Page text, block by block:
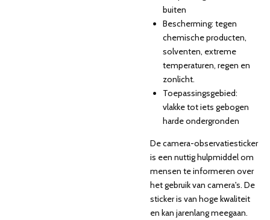
buiten
Bescherming: tegen
chemische producten,
solventen, extreme
temperaturen, regen en
zonlicht.
Toepassingsgebied:
vlakke tot iets gebogen
harde ondergronden
De camera-observatiesticker
is een nuttig hulpmiddel om
mensen te informeren over
het gebruik van camera's. De
sticker is van hoge kwaliteit
en kan jarenlang meegaan.